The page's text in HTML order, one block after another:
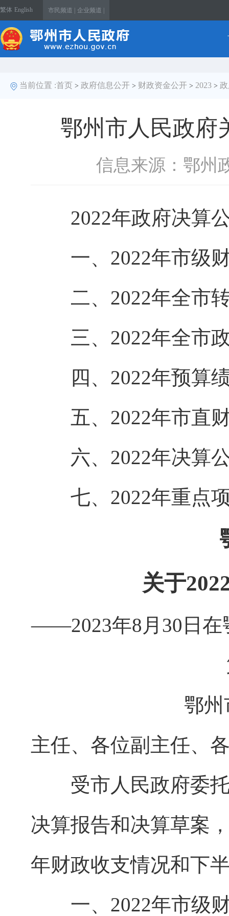
繁体 English 市民频道 | 企业频道 |
当前位置 :首页 > 政府信息公开 > 财政资金公开 > 2023 >
鄂州市人民政府
信息来源：鄂州
2022年政府决算
一、2022年市级财
二、2022年全市转
三、2022年全市政
四、2022年预算绩
五、2022年市直财
六、2022年决算
七、2022年重点项
关于
——2023年8月30日在
鄂
主任、各位副主任、
受市人民政府委托
决算报告和决算草案
年财政收支情况和下
一、2022年市级财